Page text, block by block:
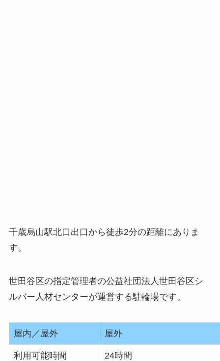
千歳烏山駅北口出口から徒歩2分の距離にありま
す。
世田谷区の指定管理者の公益社団法人世田谷区シ
ルバー人材センターが運営する駐輪場です。
屋内／屋外 屋外
利用可能時間 24時間